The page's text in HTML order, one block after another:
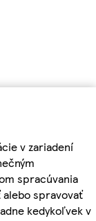
v zariadení
spracúvania
alebo spravovať
kedykoľvek v